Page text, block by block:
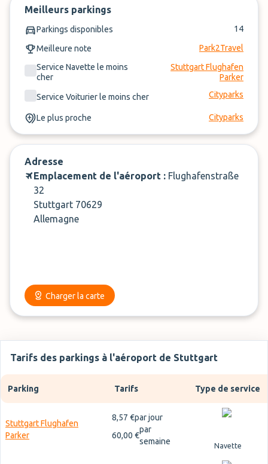
(Anciennement Parkivé)vous accompagne dans votre
recherche d’un parking Stuttgart Aéroport et vous
différents parkings disponibles et leurs dates.
Meilleurs parkings
Parkings disponibles 14
Meilleure note
Park2Travel
Service Navette le moins
cher
Stuttgart Flughafen
Parker
Service Voiturier le moins cher Cityparks
Le plus proche Cityparks
Adresse
Emplacement de l'aéroport : Flughafenstraße
32
Stuttgart 70629
Allemagne
Charger la carte
Tarifs des parkings à l'aéroport de Stuttgart
Parking Tarifs Type de service
Stuttgart Flughafen
Parker
8,57 €par jour
60,00 €
par
semaine
Navette